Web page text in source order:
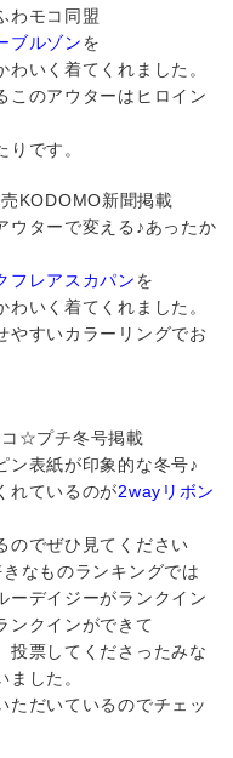
わモコ同盟
ブルゾンを
いく着てくれました。
このアウターはヒロイン
です。
KODOMO新聞掲載
ウターで変える♪あったか
フレアスカパンを
いく着てくれました。
やすいカラーリングでお
☆プチ冬号掲載
ン表紙が印象的な冬号♪
れているのが2wayリボン
のでぜひ見てください
なものランキングでは
ーデイジーがランクイン
ンクインができて
投票してくださったみな
した。
ただいているのでチェッ